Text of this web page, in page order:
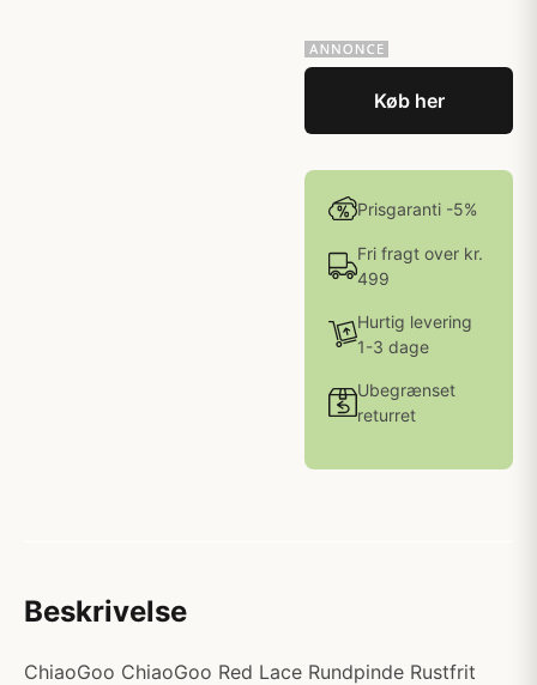
Køb her
Prisgaranti -5%
Fri fragt over kr.
499
Hurtig levering
1-3 dage
Ubegrænset
returret
Beskrivelse
ChiaoGoo ChiaoGoo Red Lace Rundpinde Rustfrit